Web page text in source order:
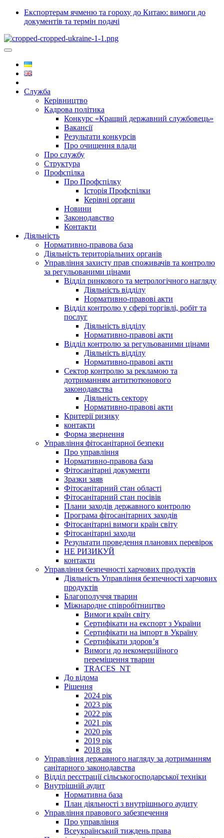
Експортерам ячменю та гороху до Китаю: вимоги до
документів та термін подачі
Служба
Керівництво
Кадрова політика
Конкурс «Кращий державний службовець»
Вакансії
Результати конкурсів
Про очищення влади
Про службу
Структура
Профспілка
Про Профспілку
Історія Профспілки
Керівні органи
Новини
Законодавство
Контакти
Діяльність
Нормативно-правова база
Діяльність територіальних органів
Управління захисту прав споживачів та контролю
за регульованими цінами
Відділ ринкового та метрологічного нагляду
Діяльність відділу
Нормативно-правові акти
Відділ контролю у сфері торгівлі, робіт та
послуг
Діяльність відділу
Нормативно-правові акти
Відділ контролю за регульованими цінами
Діяльність відділу
Нормативно-правові акти
Сектор контролю за рекламою та
дотриманням антитютюнового
законодавства
Діяльність сектору
Нормативно-правові акти
Критерії ризику
контакти
Форма звернення
Управління фітосанітарної безпеки
Про управління
Нормативно-правова база
Фітосанітарні документи
Зразки заяв
Фітосанітарний стан області
Фітосанітарний стан посівів
Плани заходів державного контролю
Програма фітосанітарних заходів
Фітосанітарні вимоги країн світу
Фітосанітарні заходи
Результати проведення планових перевірок
НЕ РИЗИКУЙ
контакти
Управління безпечності харчових продуктів
Діяльність Управління безпечності харчових
продуктів
Благополуччя тварин
Міжнародне співробітництво
Вимоги країн світу
Сертифікати на експорт з України
Сертифікати на імпорт в Україну
Сертифікати здоров’я
Вимоги до некомерційного
переміщення тварин
TRACES_NT
До відома
Рішення
2024 рік
2023 рік
2022 рік
2021 рік
2020 рік
2019 рік
2018 рік
Управління державного нагляду за дотриманням
санітарного законодавства
Відділ реєстрації сільськогосподарської техніки
Внутрішній аудит
Нормативна база
План діяльності з внутрішнього аудиту
Управління правового забезпечення
Про управління
Всеукраїнський тиждень права